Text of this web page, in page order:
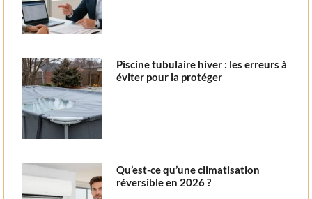
Piscine tubulaire hiver : les erreurs à
éviter pour la protéger
Qu’est-ce qu’une climatisation
réversible en 2026 ?